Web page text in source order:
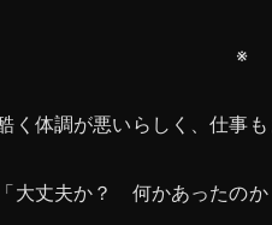
※
く体調が悪いらしく、仕事も
大丈夫か？ 何かあったのか